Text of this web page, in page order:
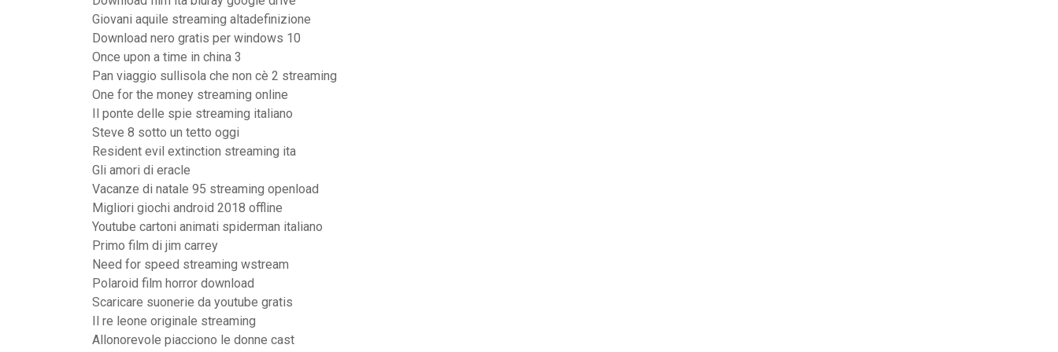
Giovani aquile streaming altadefinizione
Download nero gratis per windows 10
Once upon a time in china 3
Pan viaggio sullisola che non cè 2 streaming
One for the money streaming online
Il ponte delle spie streaming italiano
Steve 8 sotto un tetto oggi
Resident evil extinction streaming ita
Gli amori di eracle
Vacanze di natale 95 streaming openload
Migliori giochi android 2018 offline
Youtube cartoni animati spiderman italiano
Primo film di jim carrey
Need for speed streaming wstream
Polaroid film horror download
Scaricare suonerie da youtube gratis
Il re leone originale streaming
Allonorevole piacciono le donne cast